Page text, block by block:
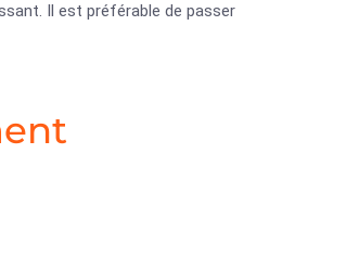
Il est préférable de passer